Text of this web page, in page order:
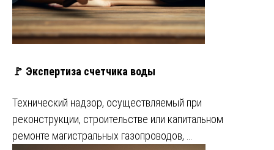
🚩 Экспертиза счетчика воды
Технический надзор, осуществляемый при
реконструкции, строительстве или капитальном
ремонте магистральных газопроводов, …